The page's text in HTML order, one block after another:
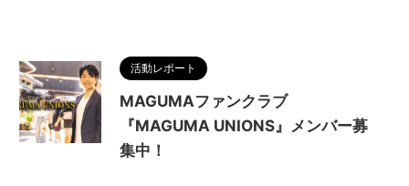
活動レポート
MAGUMAファンクラブ
『MAGUMA UNIONS』メンバー募
集中！